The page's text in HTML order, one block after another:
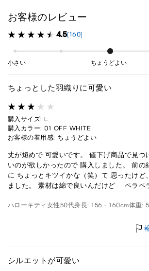
お客様のレビュー
4.5(160)
小さい ちょうどよい
ちょっとした羽織りに可愛い
購入サイズ: L
購入カラー: 01 OFF WHITE
お客様の着用感: ちょうどよい
丈が短めで 可愛いです。 値下げ商品で見つ
いのが欲しかったので 購入しました。 前の
に ちょっとキツイかな（笑）て 思ったけど
ました。 素材は綿で良いんだけど ペラペ
ハローキティ 女性50代身長: 156 - 160cm体重:
シルエットが可愛い